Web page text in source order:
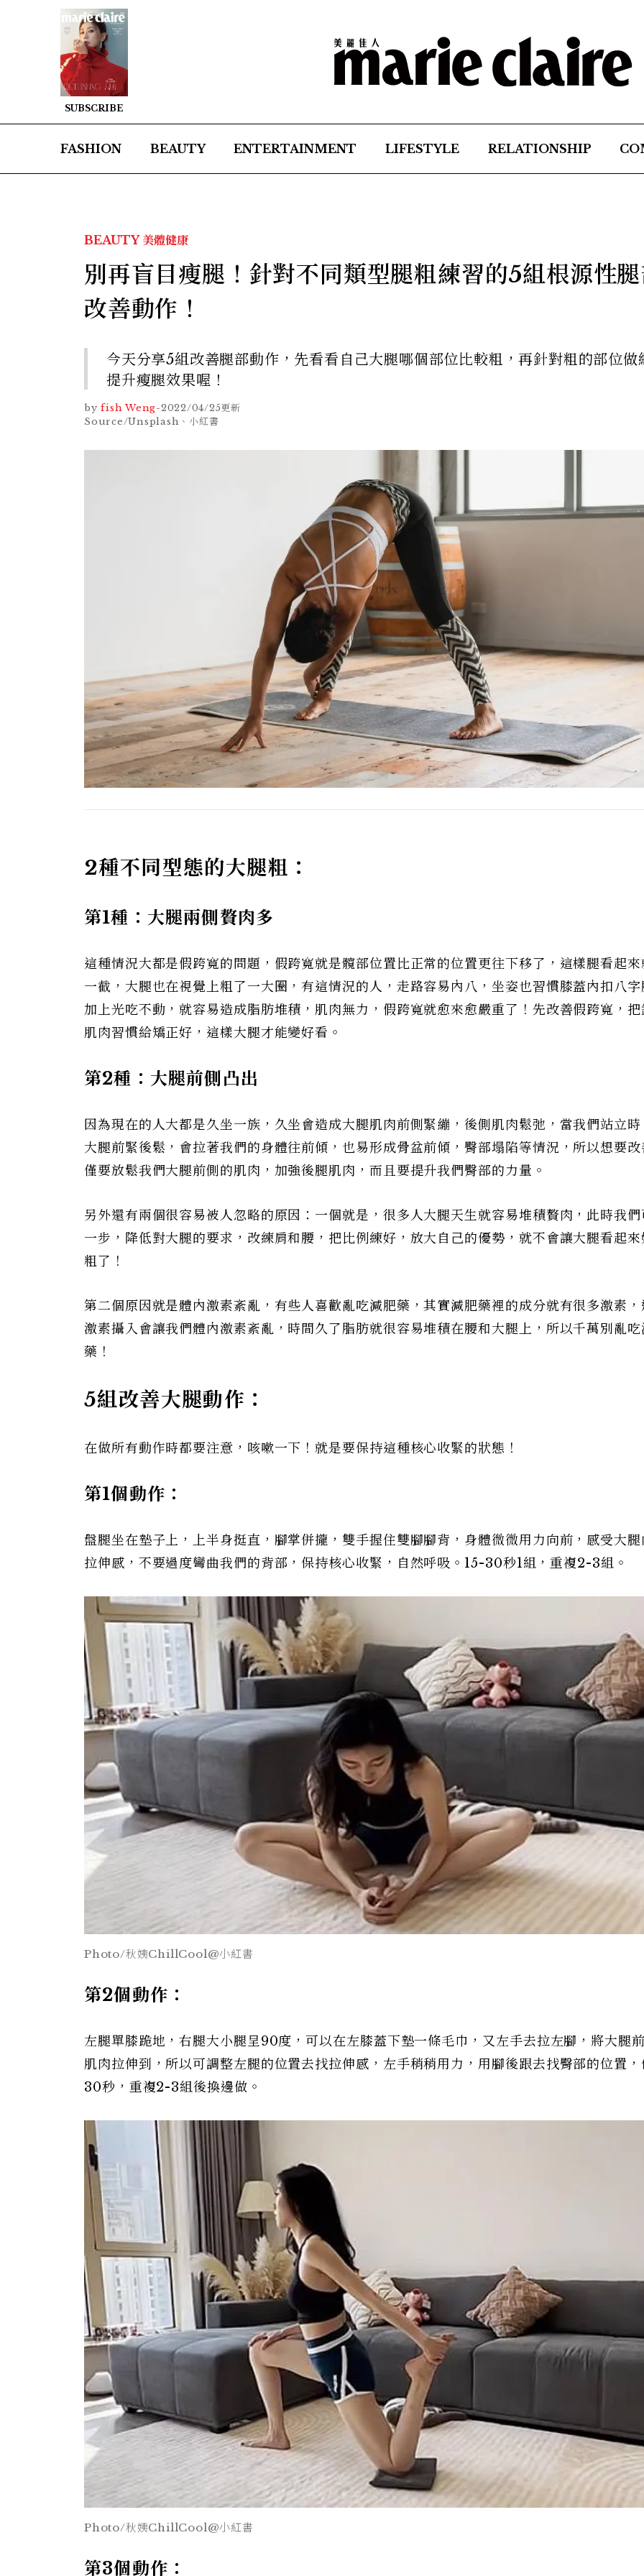
SUBSCRIBE
FASHION BEAUTY ENTERTAINMENT LIFESTYLE RELATIONSHIP
BEAUTY 美體健康
別再盲目瘦腿！針對不同類型腿粗練習的5組根源性
改善動作！
今天分享5組改善腿部動作，先看看自己大腿哪個部位比較粗，再針對粗的部位做
提升瘦腿效果喔！
by fish Weng-2022/04/25更新
Source/Unsplash、小紅書
2種不同型態的大腿粗：
第1種：大腿兩側贅肉多
這種情況大都是假跨寬的問題，假跨寬就是髖部位置比正常的位置更往下移了，這樣腿看起
一截，大腿也在視覺上粗了一大圈，有這情況的人，走路容易內八，坐姿也習慣膝蓋內扣八
加上光吃不動，就容易造成脂肪堆積，肌肉無力，假跨寬就愈來愈嚴重了！先改善假跨寬，
肌肉習慣給矯正好，這樣大腿才能變好看。
第2種：大腿前側凸出
因為現在的人大都是久坐一族，久坐會造成大腿肌肉前側緊繃，後側肌肉鬆弛，當我們站立
大腿前緊後鬆，會拉著我們的身體往前傾，也易形成骨盆前傾，臀部塌陷等情況，所以想要
僅要放鬆我們大腿前側的肌肉，加強後腿肌肉，而且要提升我們臀部的力量。
另外還有兩個很容易被人忽略的原因：一個就是，很多人大腿天生就容易堆積贅肉，此時我
一步，降低對大腿的要求，改練肩和腰，把比例練好，放大自己的優勢，就不會讓大腿看起
粗了！
第二個原因就是體內激素紊亂，有些人喜歡亂吃減肥藥，其實減肥藥裡的成分就有很多激素
激素攝入會讓我們體內激素紊亂，時間久了脂肪就很容易堆積在腰和大腿上，所以千萬別亂
藥！
5組改善大腿動作：
在做所有動作時都要注意，咳嗽一下！就是要保持這種核心收緊的狀態！
第1個動作：
盤腿坐在墊子上，上半身挺直，腳掌併攏，雙手握住雙腳腳背，身體微微用力向前，感受大
拉伸感，不要過度彎曲我們的背部，保持核心收緊，自然呼吸。15-30秒1組，重複2-3組。
Photo/秋姨ChillCool@小紅書
第2個動作：
左腿單膝跪地，右腿大小腿呈90度，可以在左膝蓋下墊一條毛巾，又左手去拉左腳，將大腿
肌肉拉伸到，所以可調整左腿的位置去找拉伸感，左手稍稍用力，用腳後跟去找臀部的位置
30秒，重複2-3組後換邊做。
Photo/秋姨ChillCool@小紅書
第3個動作：